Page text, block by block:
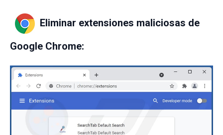
Eliminar extensiones maliciosas de
Google Chrome: